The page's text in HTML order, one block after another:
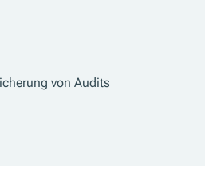
von Audits